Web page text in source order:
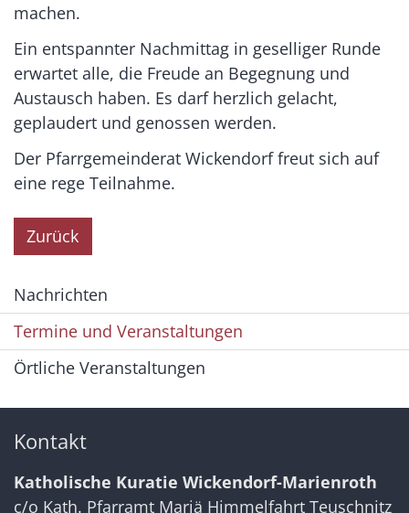
machen.
Ein entspannter Nachmittag in geselliger Runde
erwartet alle, die Freude an Begegnung und
Austausch haben. Es darf herzlich gelacht,
geplaudert und genossen werden.
Der Pfarrgemeinderat Wickendorf freut sich auf
eine rege Teilnahme.
Zurück
Nachrichten
Termine und Veranstaltungen
Örtliche Veranstaltungen
Kontakt
Katholische Kuratie Wickendorf-Marienroth
c/o Kath. Pfarramt Mariä Himmelfahrt Teuschnitz